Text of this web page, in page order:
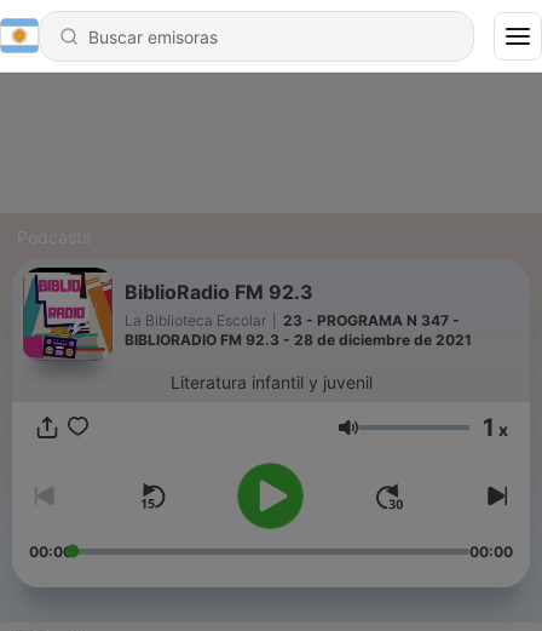
BiblioRadio FM 92.3
La Biblioteca Escolar
23 - PROGRAMA N 347 -
BIBLIORADIO FM 92.3 - 28 de diciembre de 2021
Literatura infantil y juvenil
Volumen 1 x
00:00 00:00